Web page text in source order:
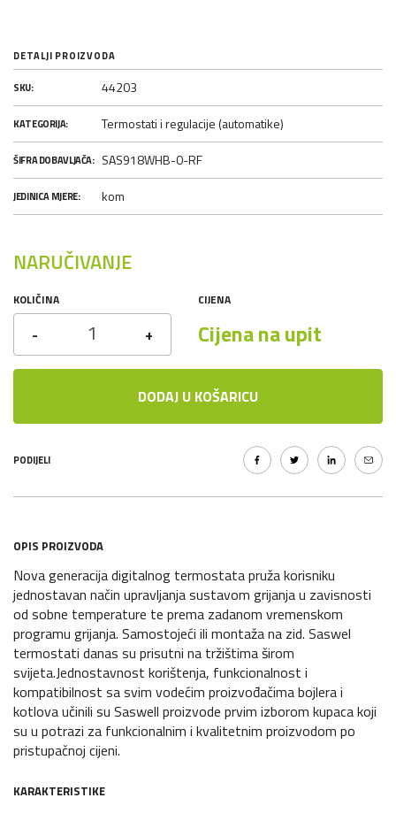
DETALJI PROIZVODA
SKU: 44203
KATEGORIJA: Termostati i regulacije (automatike)
ŠIFRA DOBAVLJAČA: SAS918WHB-0-RF
JEDINICA MJERE: kom
NARUČIVANJE
KOLIČINA
- +
CIJENA
Cijena na upit
DODAJ U KOŠARICU
PODIJELI
OPIS PROIZVODA
Nova generacija digitalnog termostata pruža korisniku
jednostavan način upravljanja sustavom grijanja u zavisnosti
od sobne temperature te prema zadanom vremenskom
programu grijanja. Samostojeći ili montaža na zid. Saswel
termostati danas su prisutni na tržištima širom
svijeta.Jednostavnost korištenja, funkcionalnost i
kompatibilnost sa svim vodećim proizvođačima bojlera i
kotlova učinili su Saswell proizvode prvim izborom kupaca koji
su u potrazi za funkcionalnim i kvalitetnim proizvodom po
pristupačnoj cijeni.
KARAKTERISTIKE